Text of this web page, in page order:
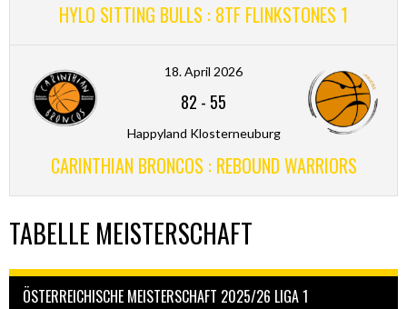
HYLO SITTING BULLS : 8TF FLINKSTONES 1
18. April 2026
82 - 55
Happyland Klosterneuburg
CARINTHIAN BRONCOS : REBOUND WARRIORS
TABELLE MEISTERSCHAFT
ÖSTERREICHISCHE MEISTERSCHAFT 2025/26 LIGA 1